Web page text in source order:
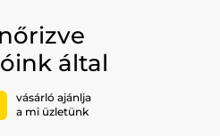
által
vásárló ajánlja
a mi üzletünk